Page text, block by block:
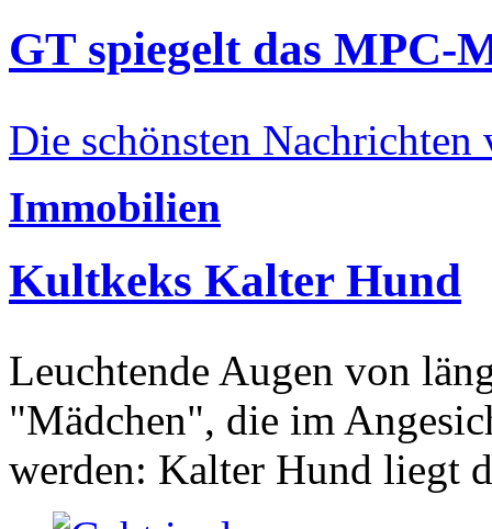
GT spiegelt das MPC-
Die schönsten Nachrichten
Immobilien
Kultkeks Kalter Hund
Leuchtende Augen von
"Mädchen", die im
werden: Kalter Hund liegt